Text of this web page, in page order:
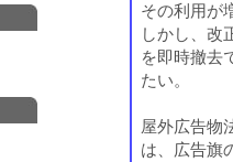
その利用が
しかし、改
を即時撤去
たい。
屋外広告物
は、広告旗